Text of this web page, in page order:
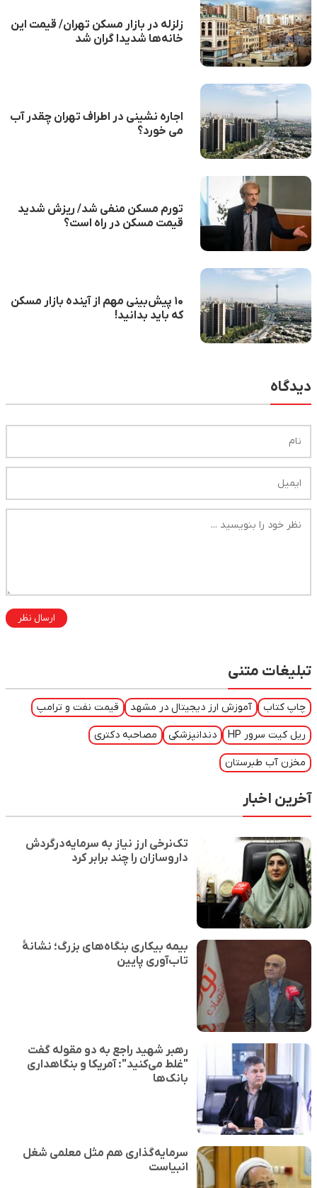
زلزله در بازار مسکن تهران/ قیمت این
خانه‌ها شدیدا گران شد
اجاره نشینی در اطراف تهران چقدر آب
می خورد؟
تورم مسکن منفی شد/ ریزش شدید
قیمت مسکن در راه است؟
۱۰ پیش‌بینی مهم از آینده بازار مسکن
که باید بدانید!
دیدگاه
ارسال نظر
تبلیغات متنی
چاپ کتاب آموزش ارز دیجیتال در مشهد قیمت نفت و ترامپ
ریل کیت سرور HP دندانپزشکی مصاحبه دکتری
مخزن آب طبرستان
آخرین اخبار
تک‌نرخی ارز نیاز به سرمایه‌درگردش
داروسازان را چند برابر کرد
بیمه بیکاری بنگاه‌های بزرگ؛ نشانهٔ
تاب‌آوری پایین
رهبر شهید راجع به دو مقوله گفت
"غلط می‌کنید": آمریکا و بنگاهداری
بانک‌ها
سرمایه‌گذاری هم مثل معلمی شغل
انبیاست